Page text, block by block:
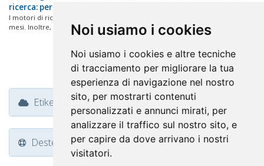
Noi usiamo i cookies
Noi usiamo i cookies e altre tecniche
di tracciamento per migliorare la tua
esperienza di navigazione nel nostro
sito, per mostrarti contenuti
personalizzati e annunci mirati, per
analizzare il traffico sul nostro sito, e
per capire da dove arrivano i nostri
visitatori.
ricerca: perche'?
I motori di ricerca "indicizzano" i nuovi siti con tempi che variano tra 1 e 2
mesi. Inoltre, il...
Etiket Bulutu
Destek